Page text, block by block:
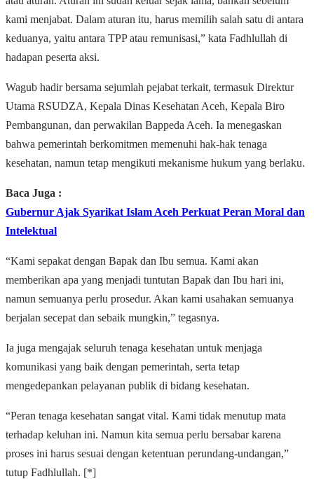
kami menjabat. Dalam aturan itu, harus memilih salah satu di antara
keduanya, yaitu antara TPP atau remunisasi,” kata Fadhlullah di
hadapan peserta aksi.
Wagub hadir bersama sejumlah pejabat terkait, termasuk Direktur
Utama RSUDZA, Kepala Dinas Kesehatan Aceh, Kepala Biro
Pembangunan, dan perwakilan Bappeda Aceh. Ia menegaskan
bahwa pemerintah berkomitmen memenuhi hak-hak tenaga
kesehatan, namun tetap mengikuti mekanisme hukum yang berlaku.
Baca Juga :
Gubernur Ajak Syarikat Islam Aceh Perkuat Peran Moral dan
Intelektual
“Kami sepakat dengan Bapak dan Ibu semua. Kami akan
memberikan apa yang menjadi tuntutan Bapak dan Ibu hari ini,
namun semuanya perlu prosedur. Akan kami usahakan semuanya
berjalan secepat dan sebaik mungkin,” tegasnya.
Ia juga mengajak seluruh tenaga kesehatan untuk menjaga
komunikasi yang baik dengan pemerintah, serta tetap
mengedepankan pelayanan publik di bidang kesehatan.
“Peran tenaga kesehatan sangat vital. Kami tidak menutup mata
terhadap keluhan ini. Namun kita semua perlu bersabar karena
proses ini harus sesuai dengan ketentuan perundang-undangan,”
tutup Fadhlullah. [*]